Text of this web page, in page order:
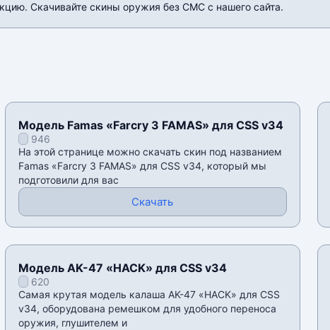
Скачивайте скины оружия без СМС с нашего сайта.
Модель Famas «Farcry 3 FAMAS» для CSS v34
946
На этой странице можно скачать скин под названием
Famas «Farcry 3 FAMAS» для CSS v34, который мы
подготовили для вас
Скачать
Модель AK-47 «HACK» для CSS v34
620
Самая крутая модель калаша AK-47 «HACK» для CSS
v34, оборудована ремешком для удобного переноса
оружия, глушителем и